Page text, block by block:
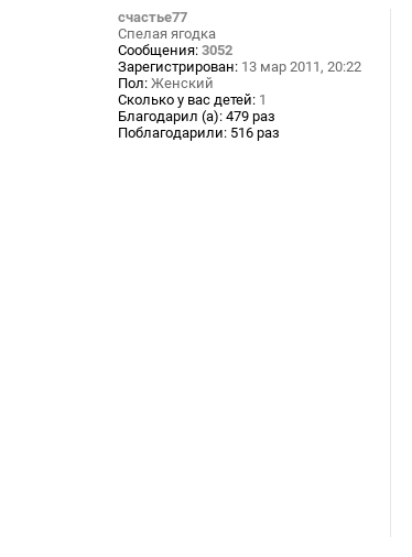
счастье77
Спелая ягодка
Сообщения: 3052
Зарегистрирован: 13 мар 2011, 20:22
Пол: Женский
Сколько у вас детей: 1
Благодарил (а): 479 раз
Поблагодарили: 516 раз